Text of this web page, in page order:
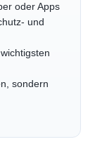
oder Apps
und
sondern